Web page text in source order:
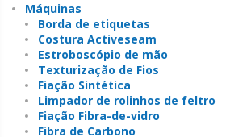
Máquinas
Borda de etiquetas
Costura Activeseam
Estroboscópio de mão
Texturização de Fios
Fiação Sintética
Limpador de rolinhos de feltro
Fiação Fibra-de-vidro
Fibra de Carbono